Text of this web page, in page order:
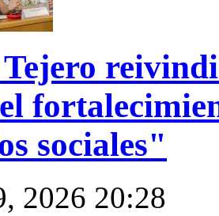
sociales"
2026 20:28